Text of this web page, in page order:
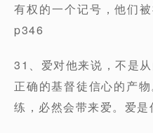
有权的一个记号，他们被
p346
31、爱对他来说，不是
正确的基督徒信心的产
练，必然会带来爱。爱